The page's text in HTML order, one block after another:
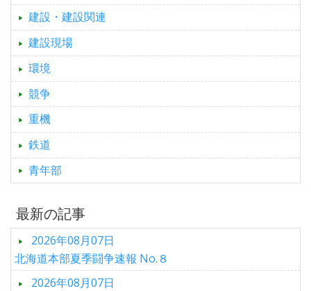
建設・建設関連
建設現場
環境
競争
重機
鉄道
青年部
最新の記事
2026年08月07日
北海道本部夏季闘争速報 No.８
2026年08月07日